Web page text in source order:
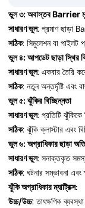
ভুল ৩: অবাস্তব Barrier
সাধারণ ভুল: প্রমাণ ছাড়া
সঠিক: সিমুলেশন বা পাইলট
ভুল ৪: আপডেট ছাড়া স্থির
সাধারণ ভুল: একবার তৈরি
সঠিক: নতুন অন্তর্দৃষ্টি এবং
ভুল ৫: ঝুঁকির বিচ্ছিন্নতা
সাধারণ ভুল: প্রতিটি ঝুঁকিকে
সঠিক: ঝুঁকি ক্লাস্টার এবং
ভুল ৬: অগ্রাধিকার ছাড়া
সাধারণ ভুল: সনাক্তকৃত
সঠিক: ঘটনার সম্ভাবনা এবং
ঝুঁকি অগ্রাধিকার ম্যাট্রিক্স:
উচ্চ/উচ্চ: তাৎক্ষণিক